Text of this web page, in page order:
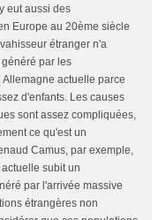
eut aussi des
Europe au 20ème siècle
étranger n'a
par les
actuelle parce
d'enfants. Les causes
sont assez compliquées,
ce qu'est un
Camus, par exemple,
subit un
par l'arrivée massive
étrangères non